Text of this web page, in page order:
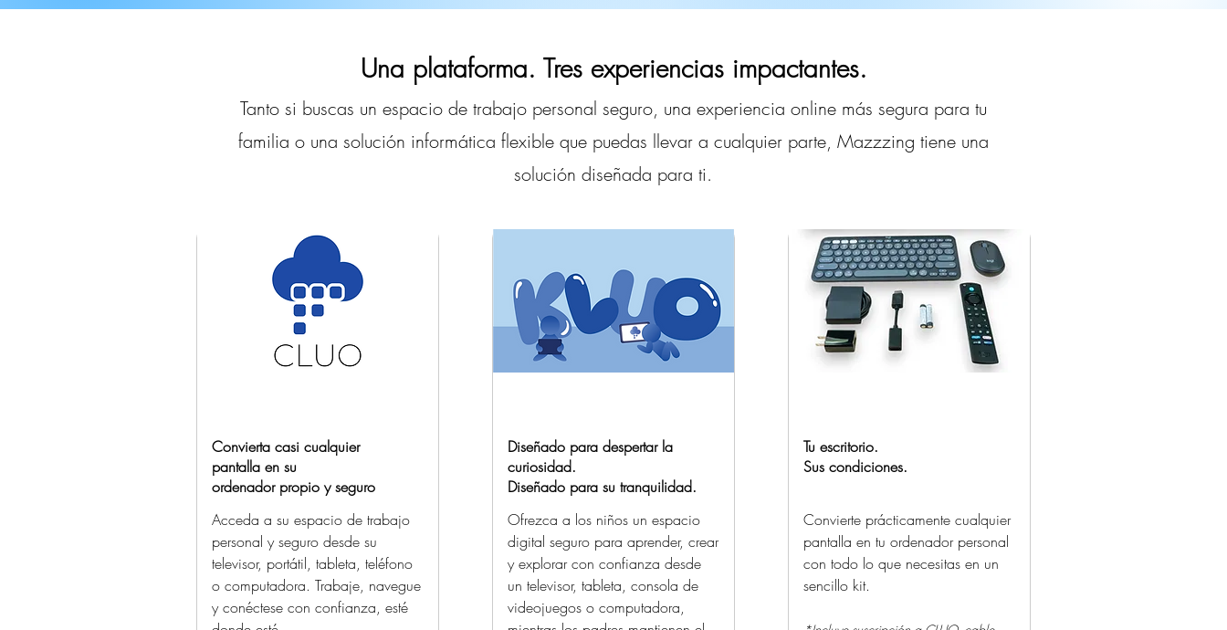
Una plataforma. Tres experiencias impactantes.
Tanto si buscas un espacio de trabajo personal seguro, una experiencia online más segura para tu
familia o una solución informática flexible que puedas llevar a cualquier parte, Mazzzing tiene una
solución diseñada para ti.
Convierta casi cualquier
pantalla en su
ordenador propio y seguro
Acceda a su espacio de trabajo
personal y seguro desde su
televisor, portátil, tableta, teléfono
o computadora. Trabaje, navegue
y conéctese con confianza, esté
Diseñado para despertar la
curiosidad.
Diseñado para su tranquilidad.
Ofrezca a los niños un espacio
digital seguro para aprender, crear
y explorar con confianza desde
un televisor, tableta, consola de
videojuegos o computadora,
Tu escritorio.
Sus condiciones.
Convierte prácticamente cualquier
pantalla en tu ordenador personal
con todo lo que necesitas en un
sencillo kit.